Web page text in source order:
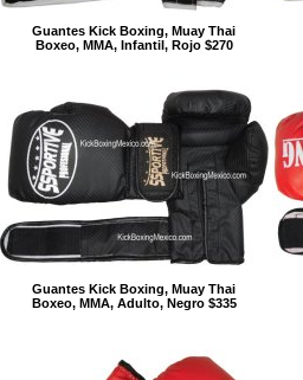
Guantes Kick Boxing, Muay Thai
Boxeo, MMA, Infantil, Rojo $270
Guantes Kick Boxing, Muay Thai
Boxeo, MMA, Adulto, Negro $335